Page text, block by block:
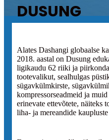
DUSUNG
Alates Dashangi globaalse
2018. aastal on Dusung
ligikaudu 62 riiki ja
tootevalikut, sealhulgas
sügavkülmkirste,
kompressorseadmeid ja
erinevate ettevõtete, näiteks
liha- ja mereandide